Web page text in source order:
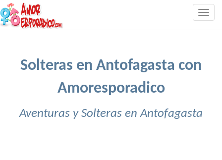
Solteras en Antofagasta con
Amoresporadico
Aventuras y Solteras en Antofagasta